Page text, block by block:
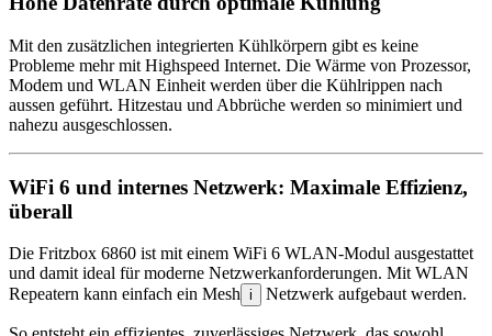
Mit den zusätzlichen integrierten Kühlkörpern gibt es keine
Probleme mehr mit Highspeed Internet. Die Wärme von Prozessor,
Modem und WLAN Einheit werden über die Kühlrippen nach
aussen geführt. Hitzestau und Abbrüche werden so minimiert und
nahezu ausgeschlossen.
WiFi 6 und internes Netzwerk: Maximale Effizienz,
überall
Die Fritzbox 6860 ist mit einem WiFi 6 WLAN-Modul ausgestattet
und damit ideal für moderne Netzwerkanforderungen. Mit WLAN
Repeatern kann einfach ein Mesh i Netzwerk aufgebaut werden.